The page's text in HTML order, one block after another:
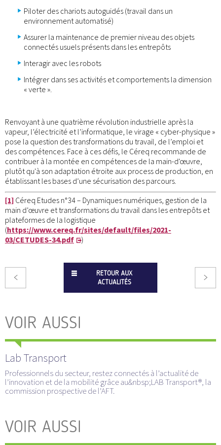
Piloter des chariots autoguidés (travail dans un
environnement automatisé)
Assurer la maintenance de premier niveau des objets
connectés usuels présents dans les entrepôts
Interagir avec les robots
Intégrer dans ses activités et comportements la dimension
« verte ».
Renvoyant à une quatrième révolution industrielle après la
vapeur, l’électricité et l’informatique, le virage « cyber-physique »
pose la question des transformations du travail, de l’emploi et
des compétences. Face à ces défis, le Céreq recommande de
contribuer à la montée en compétences de la main-d'œuvre,
plutôt qu'à son adaptation étroite aux process de production, en
établissant les bases d’une sécurisation des parcours.
[1] Céreq Etudes n°34 – Dynamiques numériques, gestion de la
main d’œuvre et transformations du travail dans les entrepôts et
plateformes de la logistique
(https://www.cereq.fr/sites/default/files/2021-
03/CETUDES-34.pdf
)
RETOUR AUX
ACTUALITÉS
VOIR AUSSI
Lab Transport
Professionnels du secteur, restez connectés à l’actualité de
l’innovation et de la mobilité grâce au&nbsp;LAB Transport®, la
commission prospective de l’AFT.
VOIR AUSSI